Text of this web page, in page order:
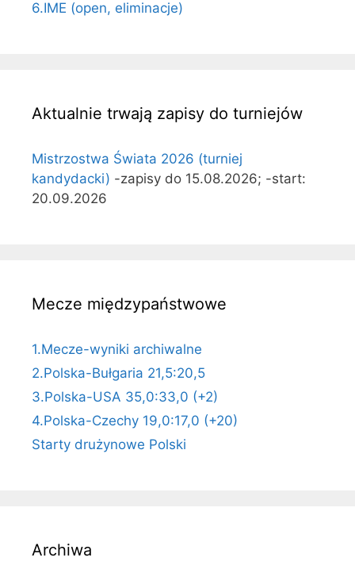
6.IME (open, eliminacje)
Aktualnie trwają zapisy do turniejów
Mistrzostwa Świata 2026 (turniej
kandydacki) -zapisy do 15.08.2026; -start:
20.09.2026
Mecze międzypaństwowe
1.Mecze-wyniki archiwalne
2.Polska-Bułgaria 21,5:20,5
3.Polska-USA 35,0:33,0 (+2)
4.Polska-Czechy 19,0:17,0 (+20)
Starty drużynowe Polski
Archiwa